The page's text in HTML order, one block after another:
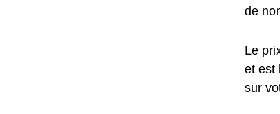
de
Le
et est
sur